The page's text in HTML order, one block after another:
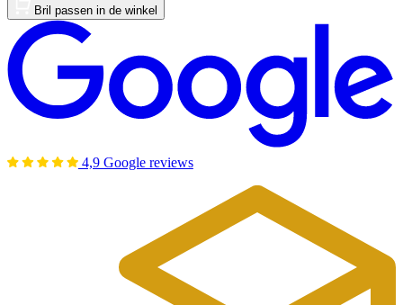
Bril passen in de winkel
4,9 Google reviews